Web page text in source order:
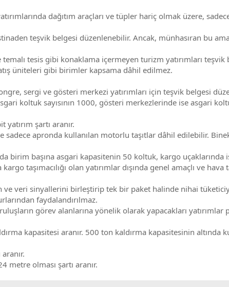
dağıtım araçları ve tüpler hariç olmak üzere,
teşvik belgesi düzenlenebilir. Ancak, münhasıran bu
tesis gibi konaklama içermeyen turizm yatırımları
üniteleri gibi birimler kapsama dâhil edilmez.
sergi ve gösteri merkezi yatırımları için teşvik belgesi
koltuk sayısının 1000, gösteri merkezlerinde ise asgari
şartı aranır.
sadece apronda kullanılan motorlu taşıtlar dâhil edilebilir.
birim başına asgari kapasitenin 50 koltuk, kargo
taşımacılığı olan yatırımlar dışında genel amaçlı ve
veri sinyallerini birleştirip tek bir paket halinde nihai
faydalandırılmaz.
görev alanlarına yönelik olarak yapacakları yatırımlar
kapasitesi aranır. 500 ton kaldırma kapasitesinin altında
metre olması şartı aranır.